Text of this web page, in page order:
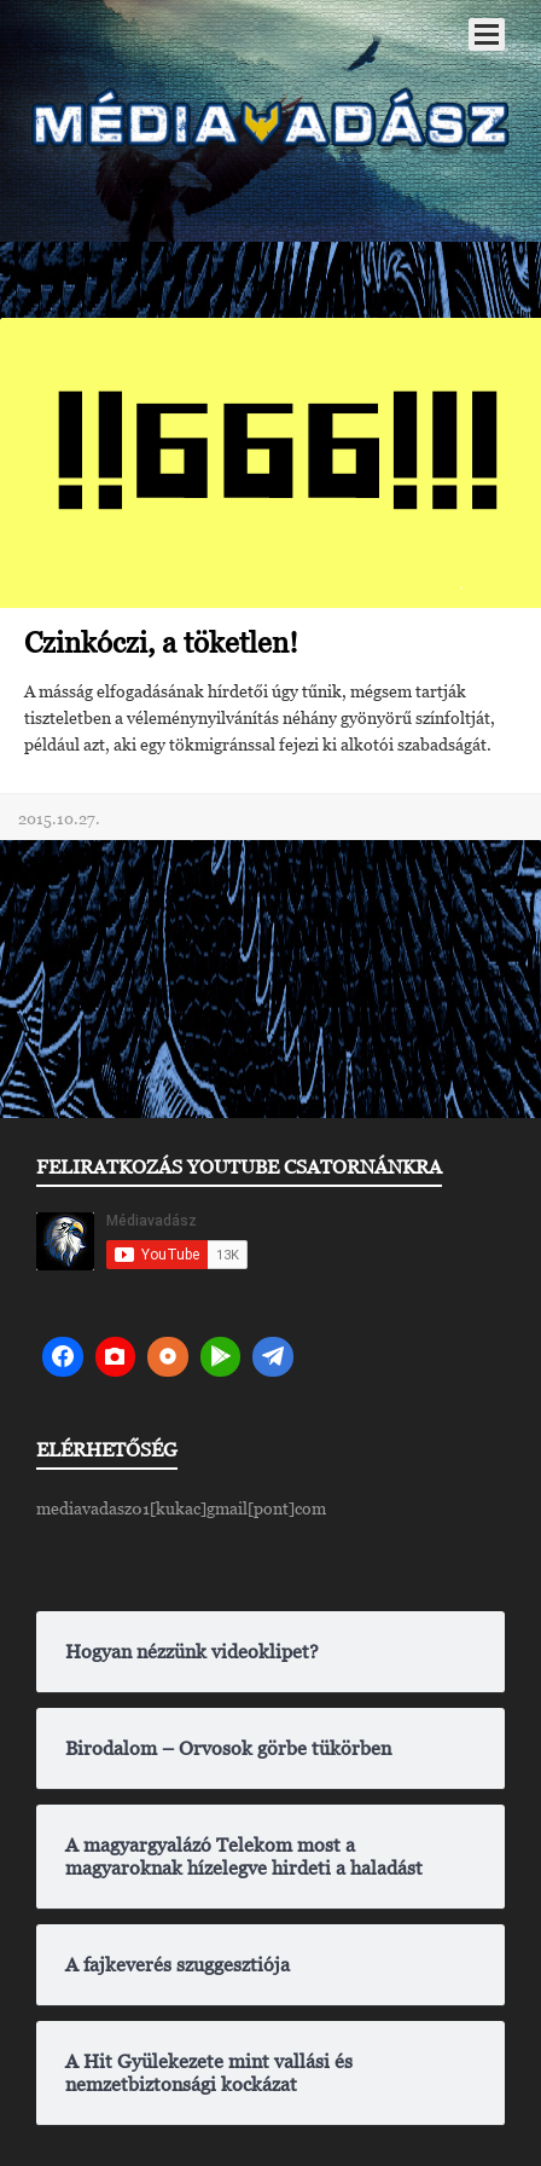
Czinkóczi, a töketlen!
A másság elfogadásának hírdetői úgy tűnik, mégsem tartják
tiszteletben a véleménynyilvánítás néhány gyönyörű színfoltját,
például azt, aki egy tökmigránssal fejezi ki alkotói szabadságát.
2015.10.27.
FELIRATKOZÁS YOUTUBE CSATORNÁNKRA
ELÉRHETŐSÉG
mediavadasz01[kukac]gmail[pont]com
Hogyan nézzünk videoklipet?
Birodalom – Orvosok görbe tükörben
A magyargyalázó Telekom most a
magyaroknak hízelegve hirdeti a haladást
A fajkeverés szuggesztiója
A Hit Gyülekezete mint vallási és
nemzetbiztonsági kockázat